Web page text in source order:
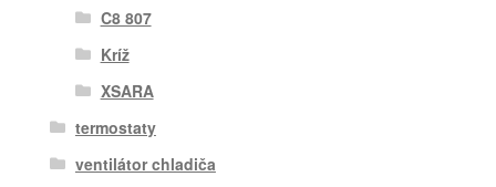
C8 807
Kríž
XSARA
termostaty
ventilátor chladiča